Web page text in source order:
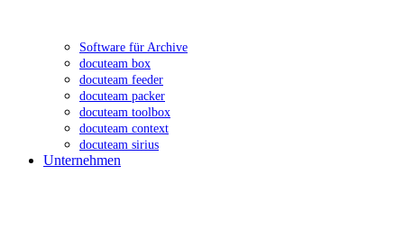
Software für Archive
docuteam box
docuteam feeder
docuteam packer
docuteam toolbox
docuteam context
docuteam sirius
Unternehmen